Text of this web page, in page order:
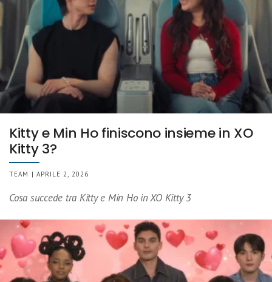
Kitty e Min Ho finiscono insieme in XO
Kitty 3?
TEAM | APRILE 2, 2026
Cosa succede tra Kitty e Min Ho in XO Kitty 3